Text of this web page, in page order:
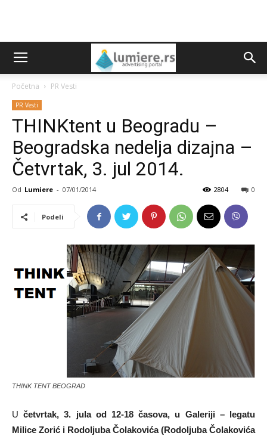
Početna PR Vesti
PR Vesti
THINKtent u Beogradu –
Beogradska nedelja dizajna –
Četvrtak, 3. jul 2014.
Od Lumiere - 07/01/2014 0
2804
Podeli
THINK TENT BEOGRAD
Učetvrtak, 3. jula od 12-18 časova, u Galeriji – legatu
Milice Zorić i Rodoljuba Čolakovića (Rodoljuba Čolakovića